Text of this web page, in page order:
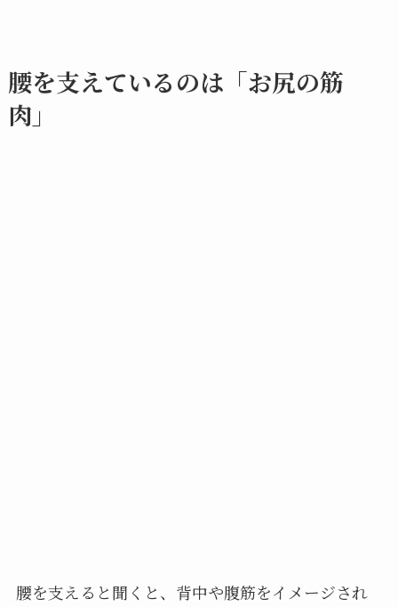
腰を支えているのは「お尻の筋
肉」
腰を支えると聞くと、背中や腹筋をイメージされ